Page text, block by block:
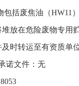
包括废焦油（HW11
放在危险废物专用
时转运至有资质单
诺文件：无